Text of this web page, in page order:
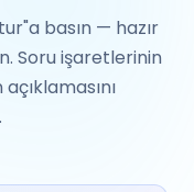
basın — hazır
Soru işaretlerinin